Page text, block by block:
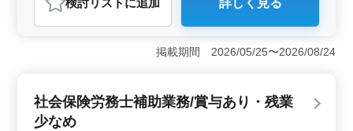
おすすめポイント
＜ベテラン社労士募集＞ 経験豊富な社労士の方を積極
的に募集中。ベテラン層が活躍し、チームに貢献する機
会が豊富です。労務トラブル対応や人事評価制度の構築
しています。社労士事務所経験6ヶ月以上の方は特に歓迎
しています。労務トラブルから各種助成金の申請、給与
検討リスト に追加 詳しく見る
掲載期間 2026/05/25〜2026/08/24
社会保険労務士補助業務/賞与あり・残業
少なめ